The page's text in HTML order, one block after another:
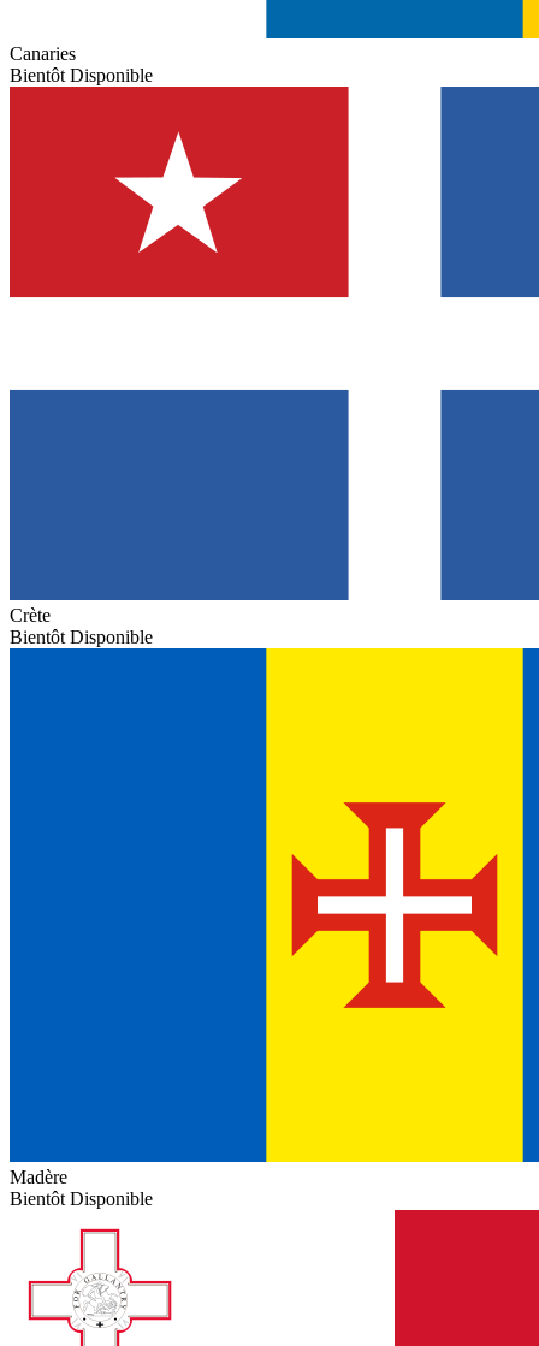
Canaries
Bientôt Disponible
Crète
Bientôt Disponible
Madère
Bientôt Disponible